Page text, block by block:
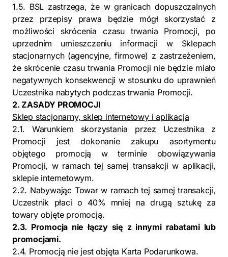
1.5. BSL zastrzega, że w granicach dopuszczalnych
przez przepisy prawa będzie mógł skorzystać z
możliwości skrócenia czasu trwania Promocji, po
uprzednim umieszczeniu informacji w Sklepach
stacjonarnych (agencyjne, firmowe) z zastrzeżeniem,
że skrócenie czasu trwania Promocji nie będzie miało
negatywnych konsekwencji w stosunku do uprawnień
Uczestnika nabytych podczas trwania Promocji.
2. ZASADY PROMOCJI
Sklep stacjonarny, sklep internetowy i aplikacja
2.1. Warunkiem skorzystania przez Uczestnika z
Promocji jest dokonanie zakupu asortymentu
objętego promocją w terminie obowiązywania
Promocji, w ramach tej samej transakcji w aplikacji,
sklepie internetowym.
2.2. Nabywając Towar w ramach tej samej transakcji,
Uczestnik płaci o 40% mniej na drugą sztukę za
towary objęte promocją.
2.3. Promocja nie łączy się z innymi rabatami lub
promocjami.
2.4. Promocją nie jest objęta Karta Podarunkowa.